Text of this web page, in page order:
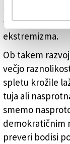
razmer, ki sem
treba iskati
ekstremizma.
Ob takem
večjo
spletu krožile
tuja ali
smemo
demokratičnim
preveri bodisi